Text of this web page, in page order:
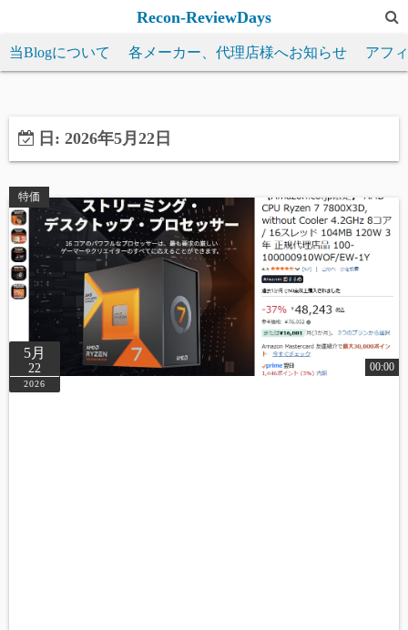
テ
ッ
プ
Recon-ReviewDays
当Blogについて 各メーカー、代理店様へお知らせ アフ
日: 2026年5月22日
特価
5月
22
2026
00:00